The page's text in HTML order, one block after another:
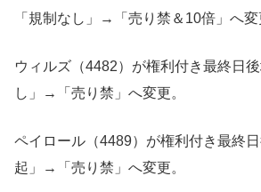
「規制なし」→「売り禁＆10倍」へ変
ウィルズ（4482）が権利付き最終日
し」→「売り禁」へ変更。
ペイロール（4489）が権利付き最終
起」→「売り禁」へ変更。